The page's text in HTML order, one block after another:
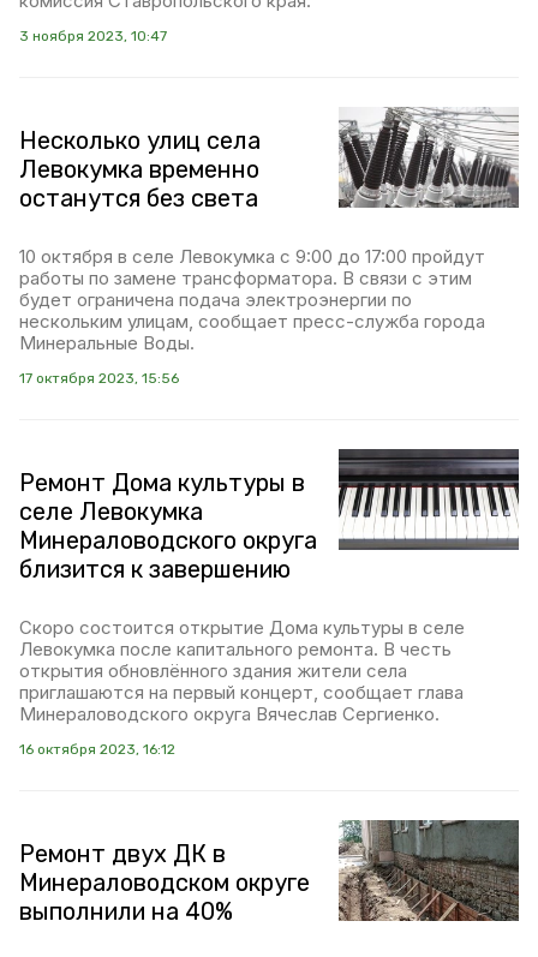
3 ноября 2023, 10:47
Несколько улиц села
Левокумка временно
останутся без света
10 октября в селе Левокумка с 9:00 до 17:00 пройдут
работы по замене трансформатора. В связи с этим
будет ограничена подача электроэнергии по
нескольким улицам, сообщает пресс-служба города
Минеральные Воды.
17 октября 2023, 15:56
Ремонт Дома культуры в
селе Левокумка
Минераловодского округа
близится к завершению
Скоро состоится открытие Дома культуры в селе
Левокумка после капитального ремонта. В честь
открытия обновлённого здания жители села
приглашаются на первый концерт, сообщает глава
Минераловодского округа Вячеслав Сергиенко.
16 октября 2023, 16:12
Ремонт двух ДК в
Минераловодском округе
выполнили на 40%